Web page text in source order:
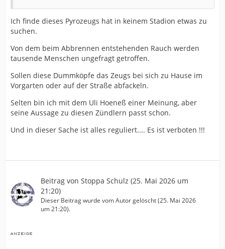
Ich finde dieses Pyrozeugs hat in keinem Stadion etwas zu
suchen.
Von dem beim Abbrennen entstehenden Rauch werden
tausende Menschen ungefragt getroffen.
Sollen diese Dummköpfe das Zeugs bei sich zu Hause im
Vorgarten oder auf der Straße abfackeln.
Selten bin ich mit dem Uli Hoeneß einer Meinung, aber
seine Aussage zu diesen Zündlern passt schon.
Und in dieser Sache ist alles reguliert.... Es ist verboten !!!
Beitrag von Stoppa Schulz (25. Mai 2026 um
21:20)
Dieser Beitrag wurde vom Autor gelöscht (25. Mai 2026
um 21:20).